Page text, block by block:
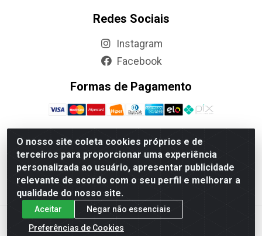
O nosso site coleta cookies próprios e de
terceiros para proporcionar uma experiência
personalizada ao usuário, apresentar publicidade
relevante de acordo com o seu perfil e melhorar a
qualidade do nosso site.
Aceitar
Negar não essenciais
Preferências de Cookies
Redes Sociais
Instagram
Facebook
Formas de Pagamento
Jumbo Alimentos Cascavel - Matriz - Rua Itatiba Do Sul,
161 - Santos Dumont, Cascavel-PR - CEP 85804-700-
CNPJ 85.522.043/0001-90